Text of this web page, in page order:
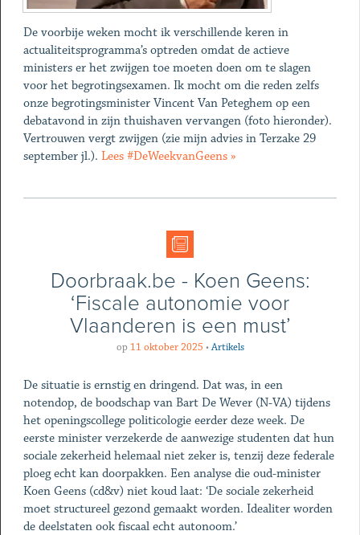
De voorbije weken mocht ik verschillende keren in
actualiteitsprogramma’s optreden omdat de actieve
ministers er het zwijgen toe moeten doen om te slagen
voor het begrotingsexamen. Ik mocht om die reden zelfs
onze begrotingsminister Vincent Van Peteghem op een
debatavond in zijn thuishaven vervangen (foto hieronder).
Vertrouwen vergt zwijgen (zie mijn advies in Terzake 29
september jl.). Lees #DeWeekvanGeens »
Doorbraak.be - Koen Geens:
‘Fiscale autonomie voor
Vlaanderen is een must’
op 11 oktober 2025 •Artikels
De situatie is ernstig en dringend. Dat was, in een
notendop, de boodschap van Bart De Wever (N-VA) tijdens
het openingscollege politicologie eerder deze week. De
eerste minister verzekerde de aanwezige studenten dat hun
sociale zekerheid helemaal niet zeker is, tenzij deze federale
ploeg echt kan doorpakken. Een analyse die oud-minister
Koen Geens (cd&v) niet koud laat: ‘De sociale zekerheid
moet structureel gezond gemaakt worden. Idealiter worden
de deelstaten ook fiscaal echt autonoom.’